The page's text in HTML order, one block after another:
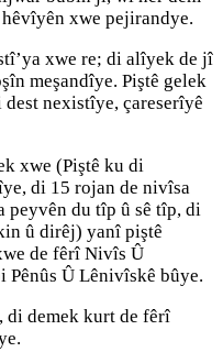
xwe pejirandye.
xwe re; di alîyek de jî
meşandîye. Piştê gelek
nexistîye, çareserîyê
xwe (Piştê ku di
di 15 rojan de nivîsa
peyvên du tîp û sê tîp, di
û dirêj) yanî piştê
de fêrî Nivîs Û
Û Lênivîskê bûye.
di demek kurt de fêrî